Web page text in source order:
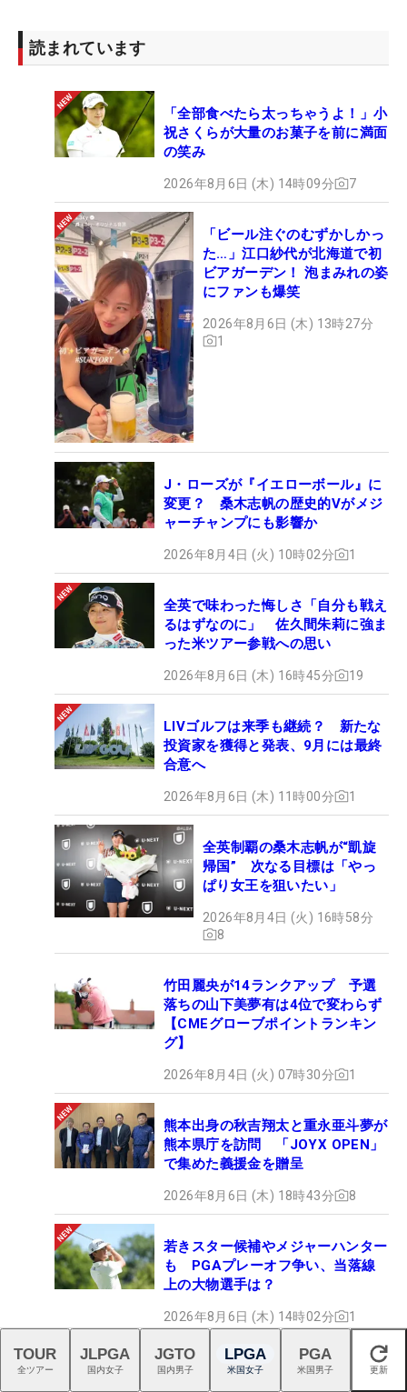
読まれています
「全部食べたら太っちゃうよ！」小
祝さくらが大量のお菓子を前に満面
の笑み
2026年8月6日 (木) 14時09分 7
「ビール注ぐのむずかしかっ
た…」江口紗代が北海道で初
ビアガーデン！ 泡まみれの姿
にファンも爆笑
2026年8月6日 (木) 13時27分
1
J・ローズが『イエローボール』に
変更？ 桑木志帆の歴史的Vがメジ
ャーチャンプにも影響か
2026年8月4日 (火) 10時02分 1
全英で味わった悔しさ「自分も戦え
るはずなのに」 佐久間朱莉に強ま
った米ツアー参戦への思い
2026年8月6日 (木) 16時45分 19
LIVゴルフは来季も継続？ 新たな
投資家を獲得と発表、9月には最終
合意へ
2026年8月6日 (木) 11時00分 1
全英制覇の桑木志帆が“凱旋
帰国” 次なる目標は「やっ
ぱり女王を狙いたい」
2026年8月4日 (火) 16時58分
8
竹田麗央が14ランクアップ 予選
落ちの山下美夢有は4位で変わらず
【CMEグローブポイントランキン
グ】
2026年8月4日 (火) 07時30分 1
熊本出身の秋吉翔太と重永亜斗夢が
熊本県庁を訪問 「JOYX OPEN」
で集めた義援金を贈呈
2026年8月6日 (木) 18時43分 8
若きスター候補やメジャーハンター
も PGAプレーオフ争い、当落線
上の大物選手は？
2026年8月6日 (木) 14時02分 1
閉じる
TOUR
全ツアー
JLPGA
国内女子
JGTO
国内男子
LPGA
米国女子
PGA
米国男子 更新